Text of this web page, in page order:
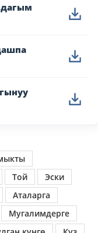
Той
Эски
Аталарга
Мугалимдерге